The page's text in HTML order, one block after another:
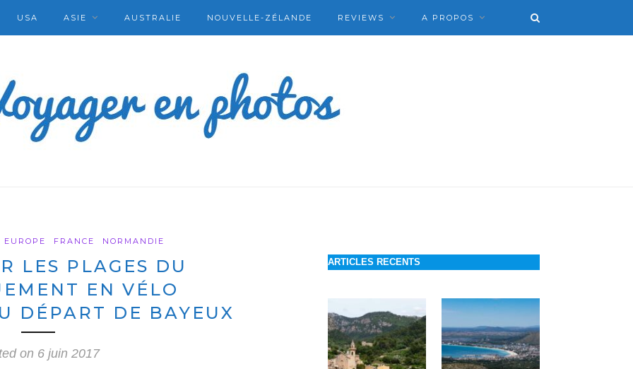
USA ASIE AUSTRALIE NOUVELLE-ZÉLANDE REVIEWS A PROPOS
EUROPE FRANCE NORMANDIE
LES PLAGES DU
EN VÉLO
DÉPART DE BAYEUX
on 6 juin 2017
ARTICLES RECENTS